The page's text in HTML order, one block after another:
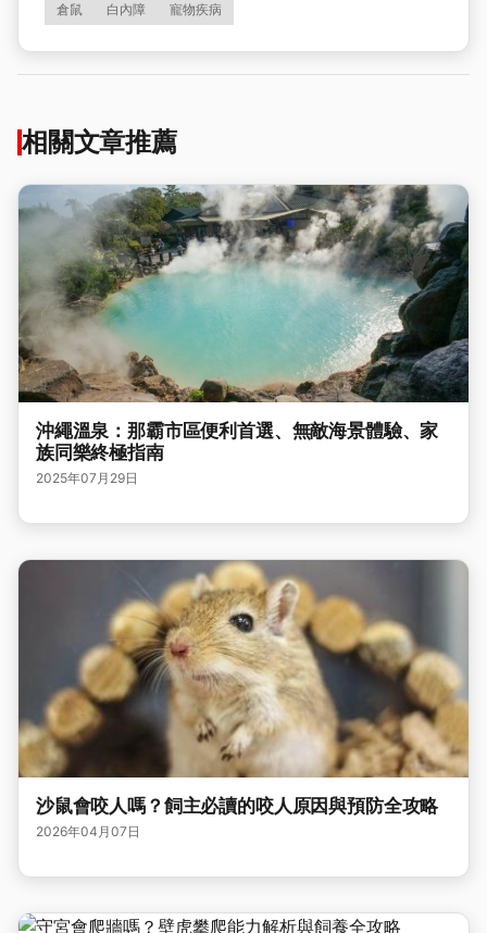
倉鼠 白內障 寵物疾病
相關文章推薦
沖繩溫泉：那霸市區便利首選、無敵海景體驗、家
族同樂終極指南
2025年07月29日
沙鼠會咬人嗎？飼主必讀的咬人原因與預防全攻略
2026年04月07日